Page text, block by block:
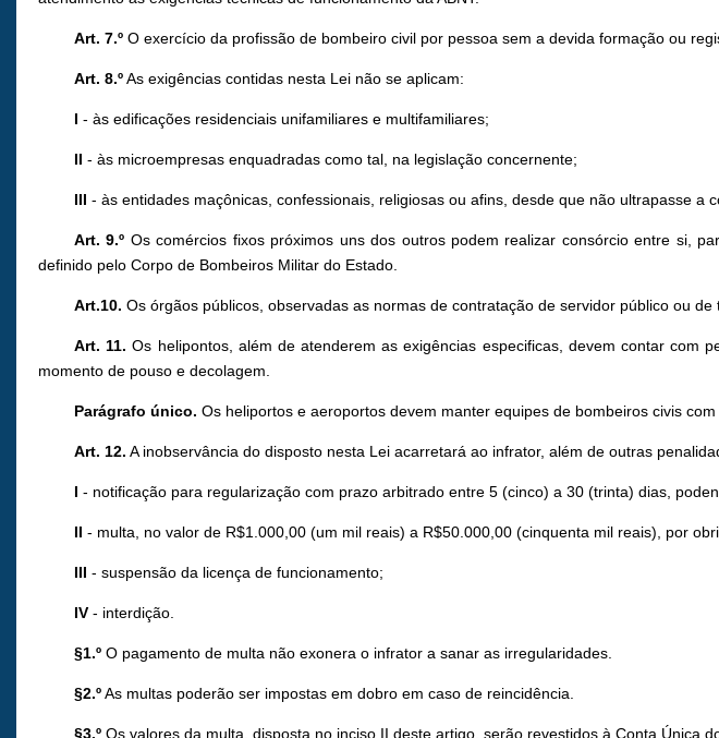
Art. 7.º O exercício da profissão de bombeiro civil por pessoa sem a devida formação ou
Art. 8.ºAs exigências contidas nesta Lei não se aplicam:
I - às edificações residenciais unifamiliares e multifamiliares;
II - às microempresas enquadradas como tal, na legislação concernente;
III - às entidades maçônicas, confessionais, religiosas ou afins, desde que não ultrapasse
Art. 9.º Os comércios fixos próximos uns dos outros podem realizar consórcio entre si,
definido pelo Corpo de Bombeiros Militar do Estado.
Art.10. Os órgãos públicos, observadas as normas de contratação de servidor público ou
Art. 11. Os helipontos, além de atenderem as exigências especificas, devem contar com
momento de pouso e decolagem.
Parágrafo único. Os heliportos e aeroportos devem manter equipes de bombeiros civis
Art. 12. A inobservância do disposto nesta Lei acarretará ao infrator, além de outras
I - notificação para regularização com prazo arbitrado entre 5 (cinco) a 30 (trinta) dias,
II - multa, no valor de R$1.000,00 (um mil reais) a R$50.000,00 (cinquenta mil reais), por
III - suspensão da licença de funcionamento;
IV - interdição.
§1.º O pagamento de multa não exonera o infrator a sanar as irregularidades.
§2.ºAs multas poderão ser impostas em dobro em caso de reincidência.
§3.º Os valores da multa, disposta no inciso II deste artigo, serão revestidos à Conta Única